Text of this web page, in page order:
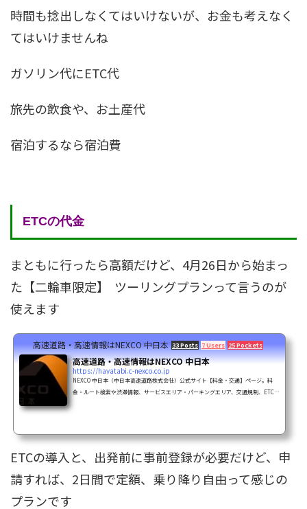
時間も捻出しなくてはいけないが、お金も考えなく
てはいけませんね
ガソリン代にETC代
旅先の飲食や、お土産代
宿泊するなら宿泊費
ETCの代金
まともに行ったら高額だけど、4月26日から始まっ
た【二輪車限定】 ツーリングプランって言うのが
使えます
高速道路・高速情報はNEXCO 中日本 33 Posts 7 Users 25 Pockets
高速道路・高速情報はNEXCO 中日本
https://hayatabi.c-nexco.co.jp
NEXCO 中日本（中日本高速道路株式会社）公式サイト【料金・交通】ページ。料
金・ルート検索や渋滞情報、サービスエリア・パーキングエリア、交通規制、ETC割
ETCの導入と、出発前に事前登録が必要だけど、申
請すれば、2日間で定額、乗り降り自由って感じの
プランです